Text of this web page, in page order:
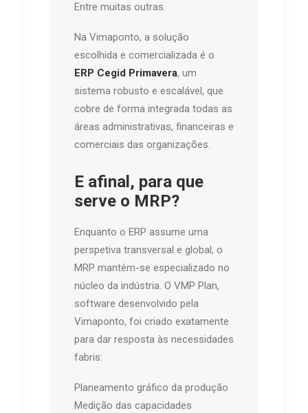
Entre muitas outras.
Na Vimaponto, a solução
escolhida e comercializada é o
ERP Cegid Primavera, um
sistema robusto e escalável, que
cobre de forma integrada todas as
áreas administrativas, financeiras e
comerciais das organizações.
E afinal, para que
serve o MRP?
Enquanto o ERP assume uma
perspetiva transversal e global, o
MRP mantém-se especializado no
núcleo da indústria. O VMP Plan,
software desenvolvido pela
Vimaponto, foi criado exatamente
para dar resposta às necessidades
fabris:
Planeamento gráfico da produção
Medição das capacidades